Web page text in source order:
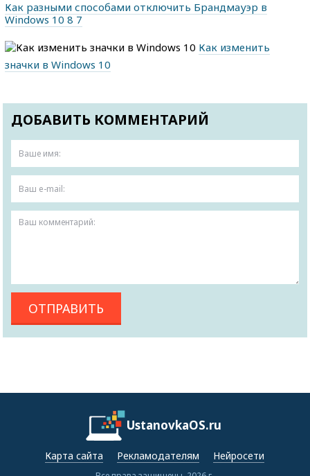
Как разными способами отключить Брандмауэр в
Windows 10 8 7
Как изменить
значки в Windows 10
ДОБАВИТЬ КОММЕНТАРИЙ
UstanovkaOS.ru
Карта сайта Рекламодателям Нейросети